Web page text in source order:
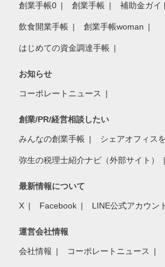
創業手帳0 創業手帳 補助金ガイ
飲食開業手帳 創業手帳woman
はじめての資金調達手帳
お知らせ
コーポレートニュース
創業/PR/経営相談したい
みんなの創業手帳 シェアオフィス
弥生の税理士紹介ナビ（外部サイト）
最新情報について
X Facebook LINE公式アカウン
運営会社情報
会社情報 コーポレートニュース